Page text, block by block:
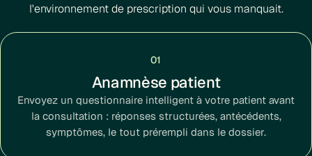
l'environnement de prescription qui vous manquait.
01
Anamnèse patient
Envoyez un questionnaire intelligent à votre patient avant
la consultation : réponses structurées, antécédents,
symptômes, le tout prérempli dans le dossier.